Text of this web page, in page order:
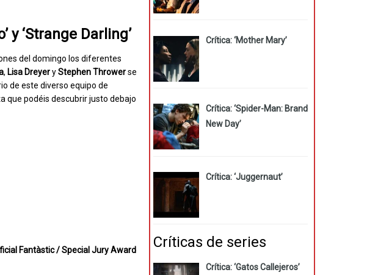
y ‘Strange Darling’
del domingo los diferentes
, Lisa DreyeryStephen Throwerse
de este diverso equipo de
que podéis descubrir justo debajo
Fantàstic / Special Jury Award
Crítica: ‘Mother Mary’
Crítica: ‘Spider-Man: Brand
New Day’
Crítica: ‘Juggernaut’
Críticas de series
Crítica: ‘Gatos Callejeros’